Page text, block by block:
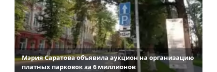
Мэрия Саратова объявила аукцион на организацию
платных парковок за 6 миллионов